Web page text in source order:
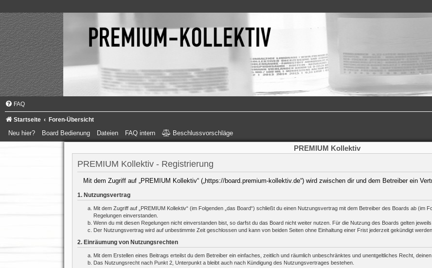
FAQ
Startseite Foren-Übersicht
Neu hier? Board Bedienung Dateien FAQ intern Beschlussvorschläge
PREMIUM Kollektiv
PREMIUM Kollektiv - Registrierung
Mit dem Zugriff auf „PREMIUM Kollektiv“ („https://board.premium-kollektiv.de“) wird zwischen dir und dem Betreiber ein
1. Nutzungsvertrag
Mit dem Zugriff auf „PREMIUM Kollektiv“ (im Folgenden „das Board“) schließt du einen Nutzungsvertrag mit dem Betreiber des Boards ab (im
Regelungen einverstanden.
Wenn du mit diesen Regelungen nicht einverstanden bist, so darfst du das Board nicht weiter nutzen. Für die Nutzung des Boards gelten
Der Nutzungsvertrag wird auf unbestimmte Zeit geschlossen und kann von beiden Seiten ohne Einhaltung einer Frist jederzeit gekündigt werden.
2. Einräumung von Nutzungsrechten
Mit dem Erstellen eines Beitrags erteilst du dem Betreiber ein einfaches, zeitlich und räumlich unbeschränktes und unentgeltliches Recht,
Das Nutzungsrecht nach Punkt 2, Unterpunkt a bleibt auch nach Kündigung des Nutzungsvertrages bestehen.